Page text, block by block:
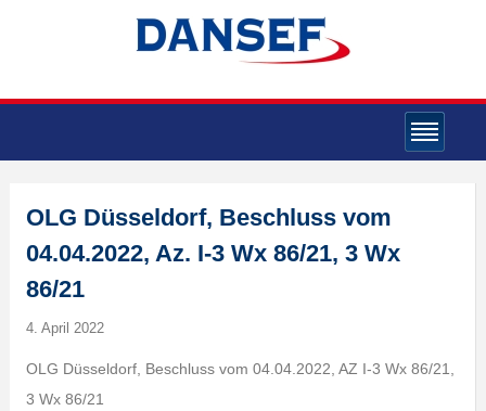
OLG Düsseldorf, Beschluss vom
04.04.2022, Az. I-3 Wx 86/21, 3 Wx
86/21
4. April 2022
OLG Düsseldorf, Beschluss vom 04.04.2022, AZ I-3 Wx 86/21,
3 Wx 86/21